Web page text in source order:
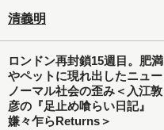
清義明
ロンドン再封鎖15週目。肥満
やペットに現れ出したニュー
ノーマル社会の歪み＜入江敦
彦の『足止め喰らい日記』
嫌々乍らReturns＞